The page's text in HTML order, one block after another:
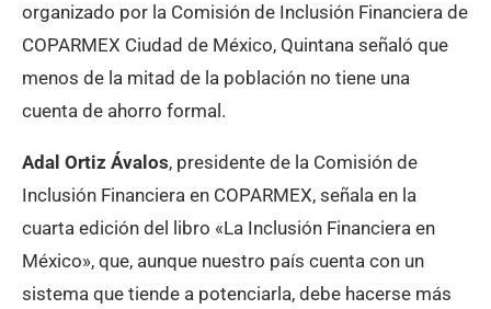
organizado por la Comisión de Inclusión Financiera de
COPARMEX Ciudad de México, Quintana señaló que
menos de la mitad de la población no tiene una
cuenta de ahorro formal.
Adal Ortiz Ávalos, presidente de la Comisión de
Inclusión Financiera en COPARMEX, señala en la
cuarta edición del libro «La Inclusión Financiera en
México», que, aunque nuestro país cuenta con un
sistema que tiende a potenciarla, debe hacerse más